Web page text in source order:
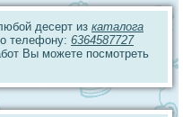
десерт из каталога
телефону: 6364587727
Вы можете посмотреть